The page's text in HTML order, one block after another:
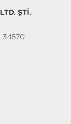
ŞTİ.
34570